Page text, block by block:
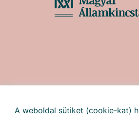
A weboldal sütiket (cookie-kat)